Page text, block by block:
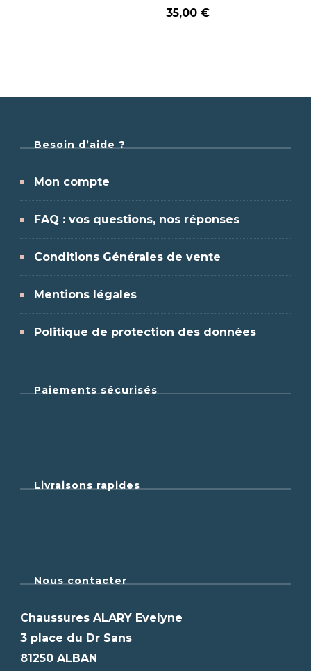
35,00€
Besoin d’aide ?
Mon compte
FAQ : vos questions, nos réponses
Conditions Générales de vente
Mentions légales
Politique de protection des données
Paiements sécurisés
Livraisons rapides
Nous contacter
Chaussures ALARY Evelyne
3 place du Dr Sans
81250 ALBAN